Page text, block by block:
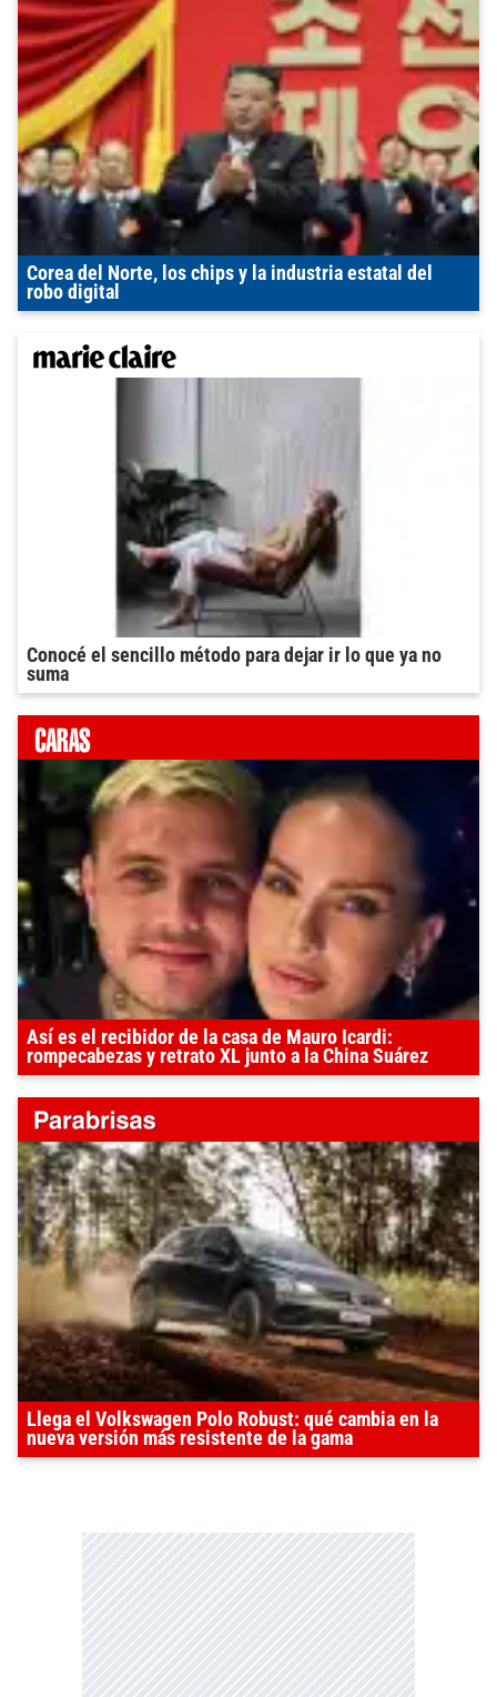
Corea del Norte, los chips y la industria estatal del
robo digital
Conocé el sencillo método para dejar ir lo que ya no
suma
Así es el recibidor de la casa de Mauro Icardi:
rompecabezas y retrato XL junto a la China Suárez
Llega el Volkswagen Polo Robust: qué cambia en la
nueva versión más resistente de la gama